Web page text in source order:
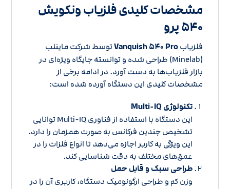
مشخصات کلیدی فلزیاب ونکویش
۵۴۰ پرو
فلزیابVanquish ۵۴۰ Proتوسط شرکت ماینلب
(Minelab) طراحی شده و توانسته جایگاه ویژه‌ای در
بازار فلزیاب‌ها به دست آورد. در ادامه برخی از
مشخصات کلیدی این دستگاه آورده شده است:
تکنولوژی Multi-IQ
این دستگاه با استفاده از فناوری Multi-IQ توانایی
تشخیص چندین فرکانس به صورت همزمان را دارد.
این ویژگی به کاربر اجازه می‌دهد تا انواع فلزات را در
عمق‌های مختلف به دقت شناسایی کند.
طراحی سبک و قابل حمل
وزن کم و طراحی ارگونومیک دستگاه، کاربری آن را در